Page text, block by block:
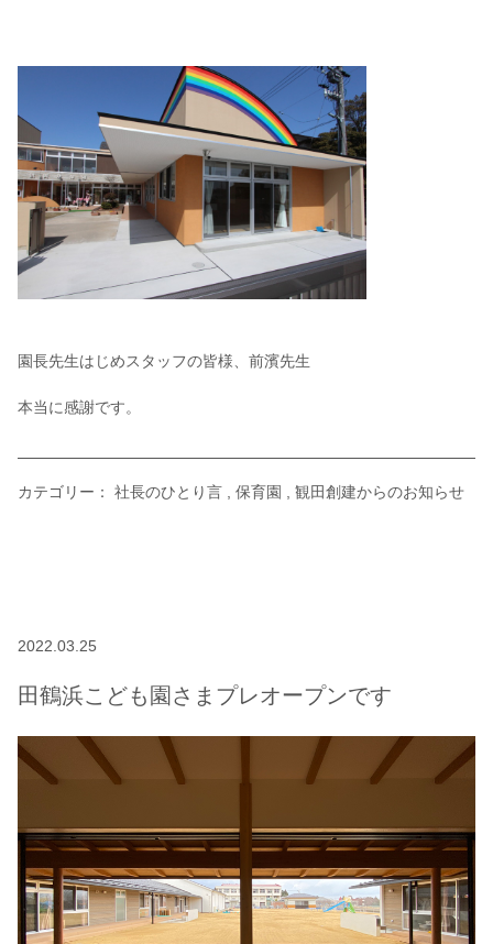
園長先生はじめスタッフの皆様、前濱先生
本当に感謝です。
カテゴリー： 社長のひとり言 保育園 観田創建からのお知らせ
2022.03.25
田鶴浜こども園さまプレオープンです